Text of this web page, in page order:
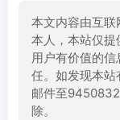
本文内容由互
本人，本站仅
用户有价值的
任。如发现本
邮件至
除。